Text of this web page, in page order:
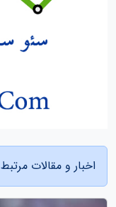
اخبار و مقالات مرتبط